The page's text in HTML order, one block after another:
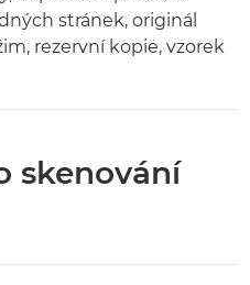
stránek, originál
rezervní kopie, vzorek
skenování